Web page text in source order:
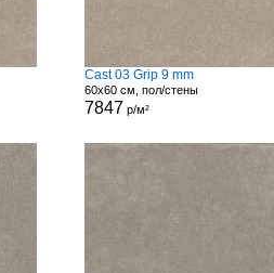
Cast 03 Grip 9 mm
60x60 см, пол/стены
7847 р/м²